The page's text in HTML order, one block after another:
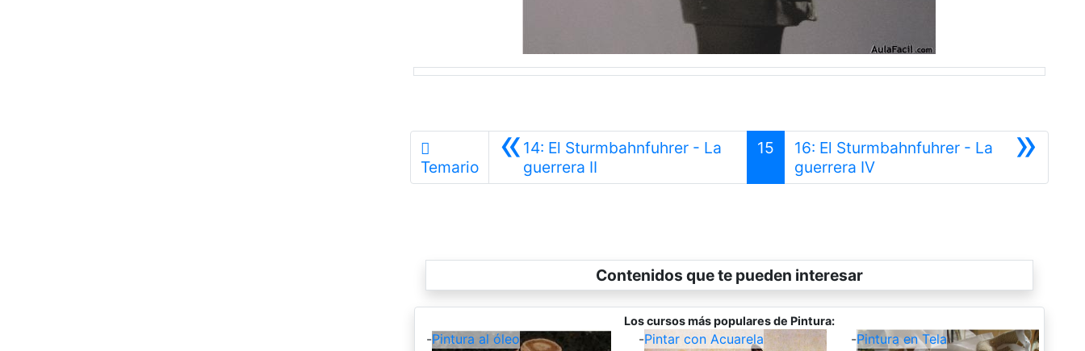
Temario «14: El Sturmbahnfuhrer - La
guerrera IIAnterior
15 »
16: El Sturmbahnfuhrer - La
guerrera IVSiguiente
Contenidos que te pueden interesar
Los cursos más populares de Pintura:
-Pintura al óleo -Pintar con Acuarela -Pintura en Tela